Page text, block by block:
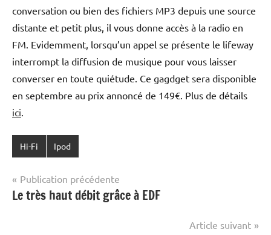
conversation ou bien des fichiers MP3 depuis une source
distante et petit plus, il vous donne accès à la radio en
FM. Evidemment, lorsqu’un appel se présente le lifeway
interrompt la diffusion de musique pour vous laisser
converser en toute quiétude. Ce gagdget sera disponible
en septembre au prix annoncé de 149€. Plus de détails
ici
Hi-Fi Ipod
Navigation
de
Publication précédente
Le très haut débit grâce à EDF
Article suivant